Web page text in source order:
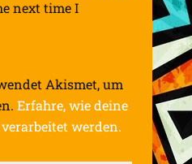
next time I
Akismet, um
Erfahre, wie deine
werden.